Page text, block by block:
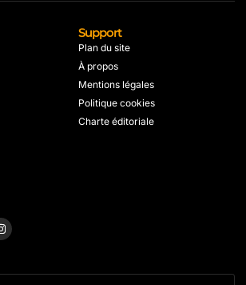
Support
Plan du site
À propos
Mentions légales
Politique cookies
Charte éditoriale